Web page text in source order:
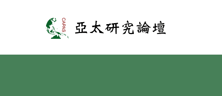
亞太研究論壇